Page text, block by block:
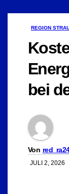
REGION
bei
Von
JULI 2, 2026